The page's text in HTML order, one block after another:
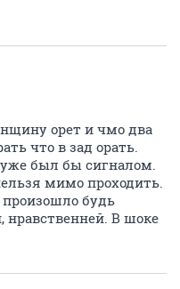
орет и чмо два
что в зад орать.
был бы сигналом.
мимо проходить.
произошло будь
нравственней. В шоке